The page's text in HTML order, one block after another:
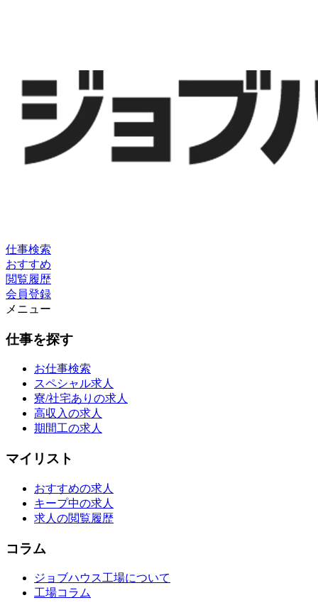
仕事検索
おすすめ
閲覧履歴
会員登録
メニュー
仕事を探す
お仕事検索
スペシャル求人
寮/社宅ありの求人
高収入の求人
期間工の求人
マイリスト
おすすめの求人
キープ中の求人
求人の閲覧履歴
コラム
ジョブハウス工場について
工場コラム